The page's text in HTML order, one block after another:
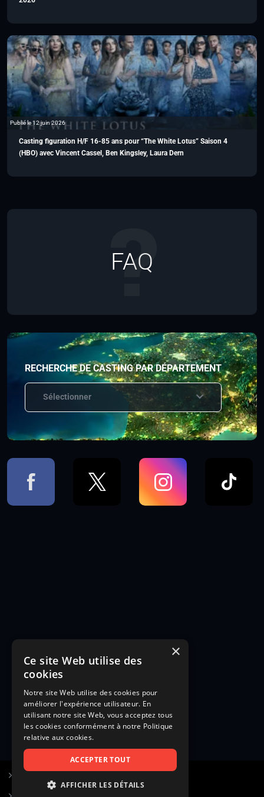
Publié le 12 juin 2026
Casting figuration H/F 16-85 ans pour “The White Lotus” Saison 4
(HBO) avec Vincent Cassel, Ben Kingsley, Laura Dern
FAQ
RECHERCHE DE CASTING PAR DÉPARTEMENT
Sélectionner
×
Ce site Web utilise des
cookies
Notre site Web utilise des cookies pour
améliorer l'expérience utilisateur. En
utilisant notre site Web, vous acceptez tous
les cookies conformément à notre Politique
relative aux cookies.
ACCEPTER TOUT
AFFICHER LES DÉTAILS